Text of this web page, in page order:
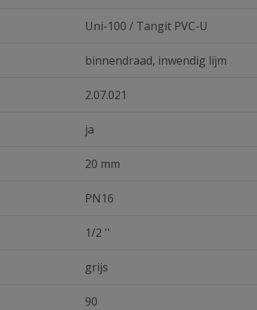
Uni-100 / Tangit PVC-U
binnendraad, inwendig lijm
2.07.021
ja
20 mm
PN16
1/2 ''
grijs
90